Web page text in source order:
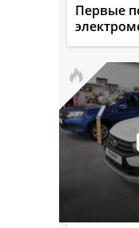
Первые